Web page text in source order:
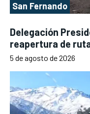
San Fernando
Delegación
reapertura de
5 de agosto de 2026